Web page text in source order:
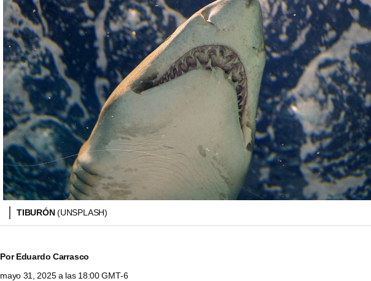
TIBURÓN(UNSPLASH)
PorEduardo Carrasco
mayo 31, 2025 a las 18:00 GMT-6